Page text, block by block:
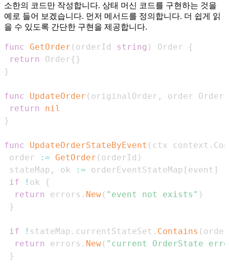
소한의 코드만 작성합니다. 상태 머신 코드를 구현하는 것을
예로 들어 보겠습니다. 먼저 메서드를 정의합니다. 더 쉽게 읽
을 수 있도록 간단한 구현을 제공합니다.
func GetOrder ( orderId string ) Order
{
return
Order{ }
}
func UpdateOrder ( originalOrder , order Order
return
nil
}
func UpdateOrderStateByEvent ( ctx context .
order
:= GetOrder ( orderId )
stateMap , ok := orderEventStateMap [ event ]
if
! ok
{
return
errors . New( "event not exists" )
}
if ! stateMap . currentStateSet . Contains ( order
return
errors . New( "current OrderState
}